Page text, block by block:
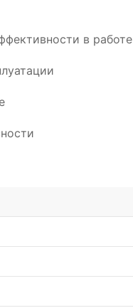
в работе